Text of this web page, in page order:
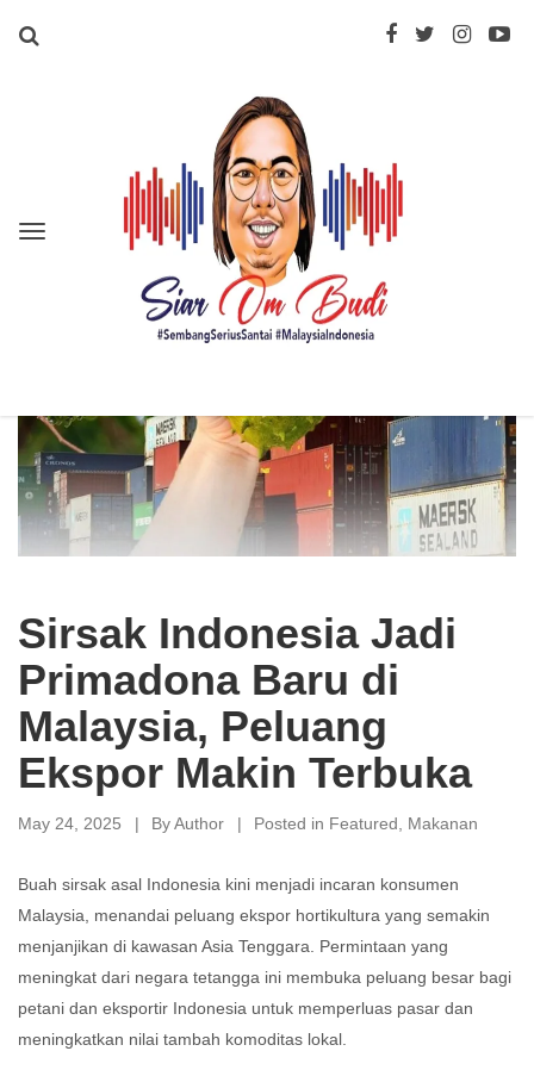
Sirsak Indonesia Jadi
Primadona Baru di
Malaysia, Peluang
Ekspor Makin Terbuka
May 24, 2025 ByAuthor Posted in Featured Makanan
Buah sirsak asal Indonesia kini menjadi incaran konsumen
Malaysia, menandai peluang ekspor hortikultura yang semakin
menjanjikan di kawasan Asia Tenggara.
Permintaan yang
meningkat dari negara tetangga ini membuka peluang besar bagi
petani dan eksportir Indonesia untuk memperluas pasar dan
meningkatkan nilai tambah komoditas lokal.